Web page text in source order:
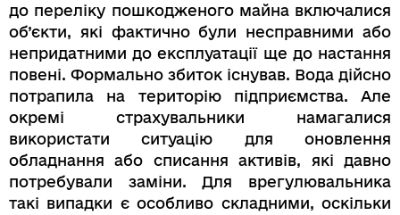
до переліку пошкодженого майна включалися
об’єкти, які фактично були несправними або
непридатними до експлуатації ще до настання
повені. Формально збиток існував. Вода дійсно
потрапила на територію підприємства. Але
окремі страхувальники намагалися
використати ситуацію для оновлення
обладнання або списання активів, які давно
потребували заміни. Для врегулювальника
такі випадки є особливо складними, оскільки